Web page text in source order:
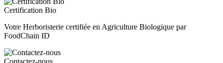
Certification Bio
Votre Herboristerie certifiée en Agriculture Biologique par
FoodChain ID
Contactez-nous